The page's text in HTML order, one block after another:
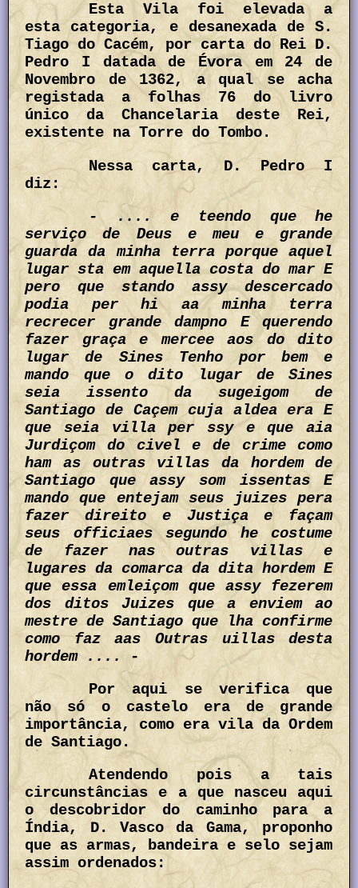
Esta Vila foi elevada a
esta categoria, e desanexada de S.
Tiago do Cacém, por carta do Rei D.
Pedro I datada de Évora em 24 de
Novembro de 1362, a qual se acha
registada a folhas 76 do livro
único da Chancelaria deste Rei,
existente na Torre do Tombo.
Nessa carta, D. Pedro I
diz:
- .... e teendo que he
serviço de Deus e meu e grande
guarda da minha terra porque aquel
lugar sta em aquella costa do mar E
pero que stando assy descercado
podia per hi aa minha terra
recrecer grande dampno E querendo
fazer graça e mercee aos do dito
lugar de Sines Tenho por bem e
mando que o dito lugar de Sines
seia issento da sugeigom de
Santiago de Caçem cuja aldea era E
que seia villa per ssy e que aia
Jurdiçom do civel e de crime como
ham as outras villas da hordem de
Santiago que assy som issentas E
mando que entejam seus juizes pera
fazer direito e Justiça e façam
seus officiaes segundo he costume
de fazer nas outras villas e
lugares da comarca da dita hordem E
que essa emleiçom que assy fezerem
dos ditos Juizes que a enviem ao
mestre de Santiago que lha confirme
como faz aas Outras uillas desta
hordem .... -
Por aqui se verifica que
não só o castelo era de grande
importância, como era vila da Ordem
de Santiago.
Atendendo pois a tais
circunstâncias e a que nasceu aqui
o descobridor do caminho para a
Índia, D. Vasco da Gama, proponho
que as armas, bandeira e selo sejam
assim ordenados: